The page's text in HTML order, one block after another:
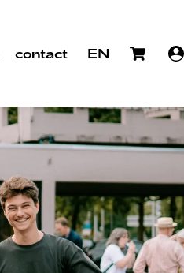
contact EN